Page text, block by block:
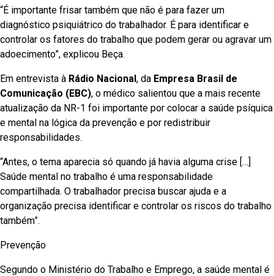
“É importante frisar também que não é para fazer um
diagnóstico psiquiátrico do trabalhador. É para identificar e
controlar os fatores do trabalho que podem gerar ou agravar um
adoecimento”, explicou Beça.
Em entrevista à Rádio Nacional, da Empresa Brasil de
Comunicação (EBC), o médico salientou que a mais recente
atualização da NR-1 foi importante por colocar a saúde psíquica
e mental na lógica da prevenção e por redistribuir
responsabilidades.
“Antes, o tema aparecia só quando já havia alguma crise […]
Saúde mental no trabalho é uma responsabilidade
compartilhada. O trabalhador precisa buscar ajuda e a
organização precisa identificar e controlar os riscos do trabalho
também”.
Prevenção
Segundo o Ministério do Trabalho e Emprego, a saúde mental é